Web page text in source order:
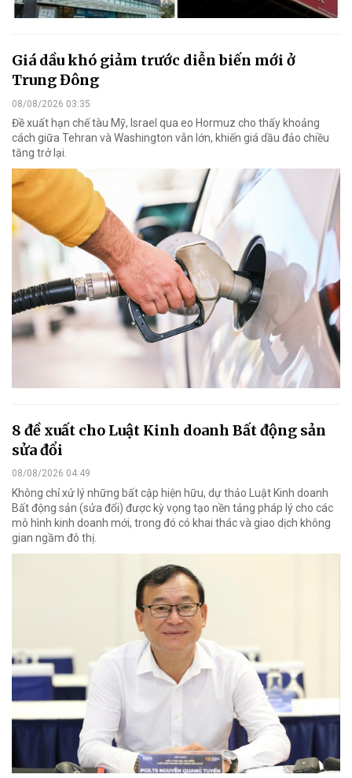
Giá dầu khó giảm trước diễn biến mới ở
Trung Đông
08/08/2026 03:35
Đề xuất hạn chế tàu Mỹ, Israel qua eo Hormuz cho thấy khoảng
cách giữa Tehran và Washington vẫn lớn, khiến giá dầu đảo chiều
tăng trở lại.
8 đề xuất cho Luật Kinh doanh Bất động sản
sửa đổi
08/08/2026 04:49
Không chỉ xử lý những bất cập hiện hữu, dự thảo Luật Kinh doanh
Bất động sản (sửa đổi) được kỳ vọng tạo nền tảng pháp lý cho các
mô hình kinh doanh mới, trong đó có khai thác và giao dịch không
gian ngầm đô thị.